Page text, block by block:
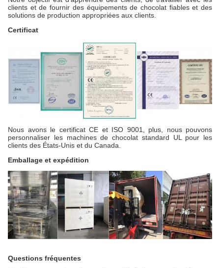
clients et de fournir des équipements de chocolat fiables et des
solutions de production appropriées aux clients.
Certificat
Nous avons le certificat CE et ISO 9001, plus, nous pouvons
personnaliser les machines de chocolat standard UL pour les
clients des États-Unis et du Canada.
Emballage et expédition
Questions fréquentes